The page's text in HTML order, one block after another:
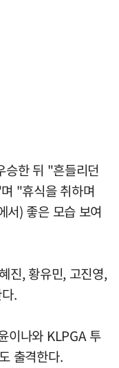
승한 뒤 "흔들리던
"휴식을 취하며
서) 좋은 모습 보여
진, 황유민, 고진영,
.
이나와 KLPGA 투
출격한다.